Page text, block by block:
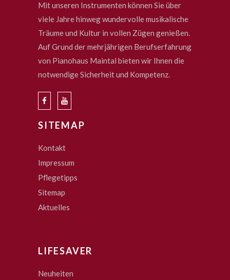
Mit unseren Instrumenten können Sie über
viele Jahre hinweg wundervolle musikalische
Träume und Kultur in vollen Zügen genießen.
Auf Grund der mehrjährigen Berufserfahrung
von Pianohaus Maintal bieten wir Ihnen die
notwendige Sicherheit und Kompetenz.
SITEMAP
Kontakt
Impressum
Pflegetipps
Sitemap
Aktuelles
LIFESAVER
Neuheiten